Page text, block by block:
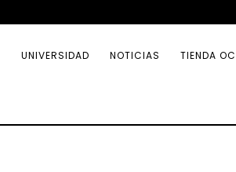
UNIVERSIDAD NOTICIAS TIENDA